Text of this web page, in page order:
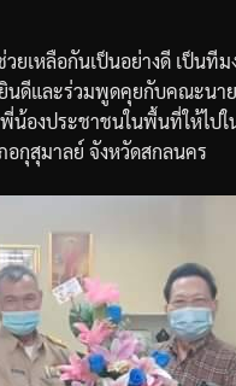
ยเหลือกันเป็นอย่างดี เป็นทีม
นดีและร่วมพูดคุยกับคณะนา
องประชาชนในพื้นที่ให้ไปใ
อกุสุมาลย์ จังหวัดสกลนคร